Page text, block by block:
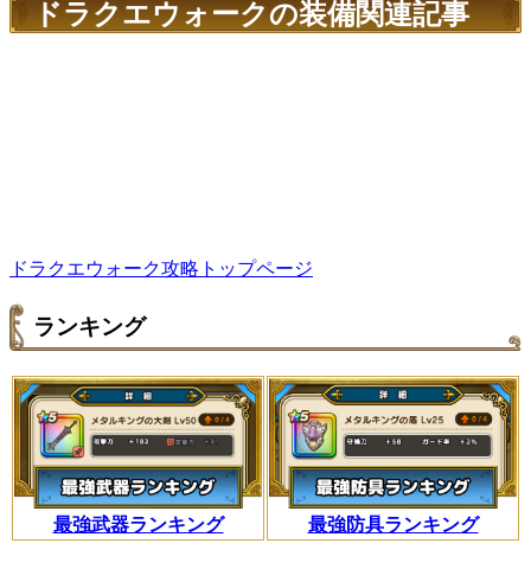
ドラクエウォークの装備関連記事
ドラクエウォーク攻略トップページ
ランキング
最強武器ランキング 最強防具ランキング